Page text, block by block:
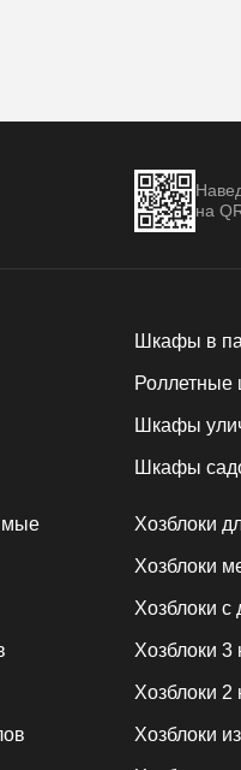
на
Шкафы в
Шкафы
Шкафы
Хозблоки
Хозблоки
Хозблоки с
Хозблоки 3
Хозблоки 2
Хозблоки